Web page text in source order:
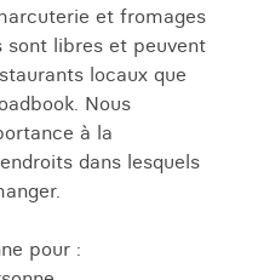
et fromages
sont libres et peuvent
locaux que
Nous
à la
dans lesquels
pour :